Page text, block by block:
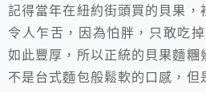
記得當年在紐約街頭買的貝果，
令人乍舌，因為怕胖，只敢吃掉
如此豐厚，所以正統的貝果麵糰
不是台式麵包般鬆軟的口感，但